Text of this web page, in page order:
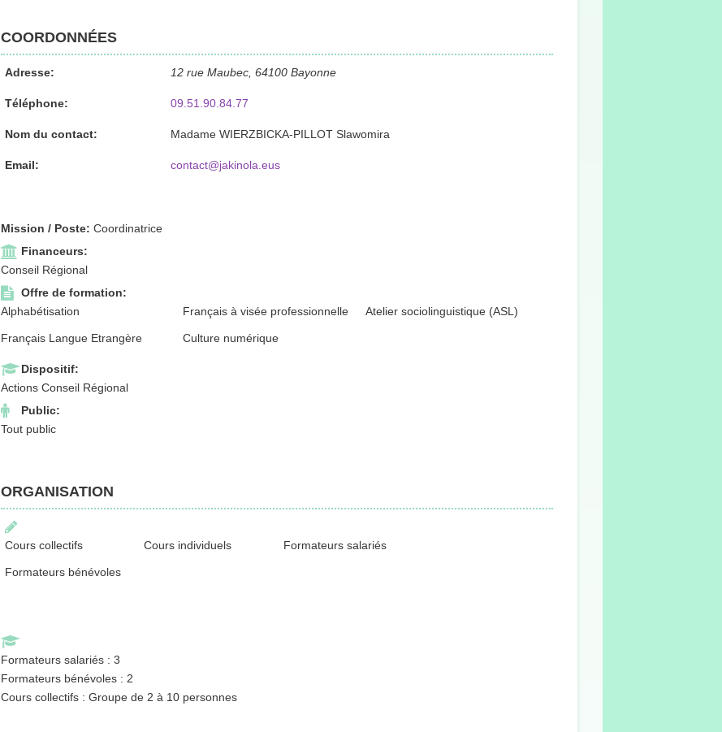
COORDONNÉES
Adresse: 12 rue Maubec, 64100 Bayonne
Téléphone: 09.51.90.84.77
Nom du contact: Madame WIERZBICKA-PILLOT Slawomira
Email: contact@jakinola.eus
Mission / Poste: Coordinatrice
Financeurs:
Conseil Régional
Offre de formation:
Alphabétisation
Français à visée professionnelle Atelier sociolinguistique (ASL)
Français Langue Etrangère Culture numérique
Dispositif:
Actions Conseil Régional
Public:
Tout public
ORGANISATION
Cours collectifs Cours individuels Formateurs salariés
Formateurs bénévoles
Formateurs salariés : 3
Formateurs bénévoles : 2
Cours collectifs : Groupe de 2 à 10 personnes